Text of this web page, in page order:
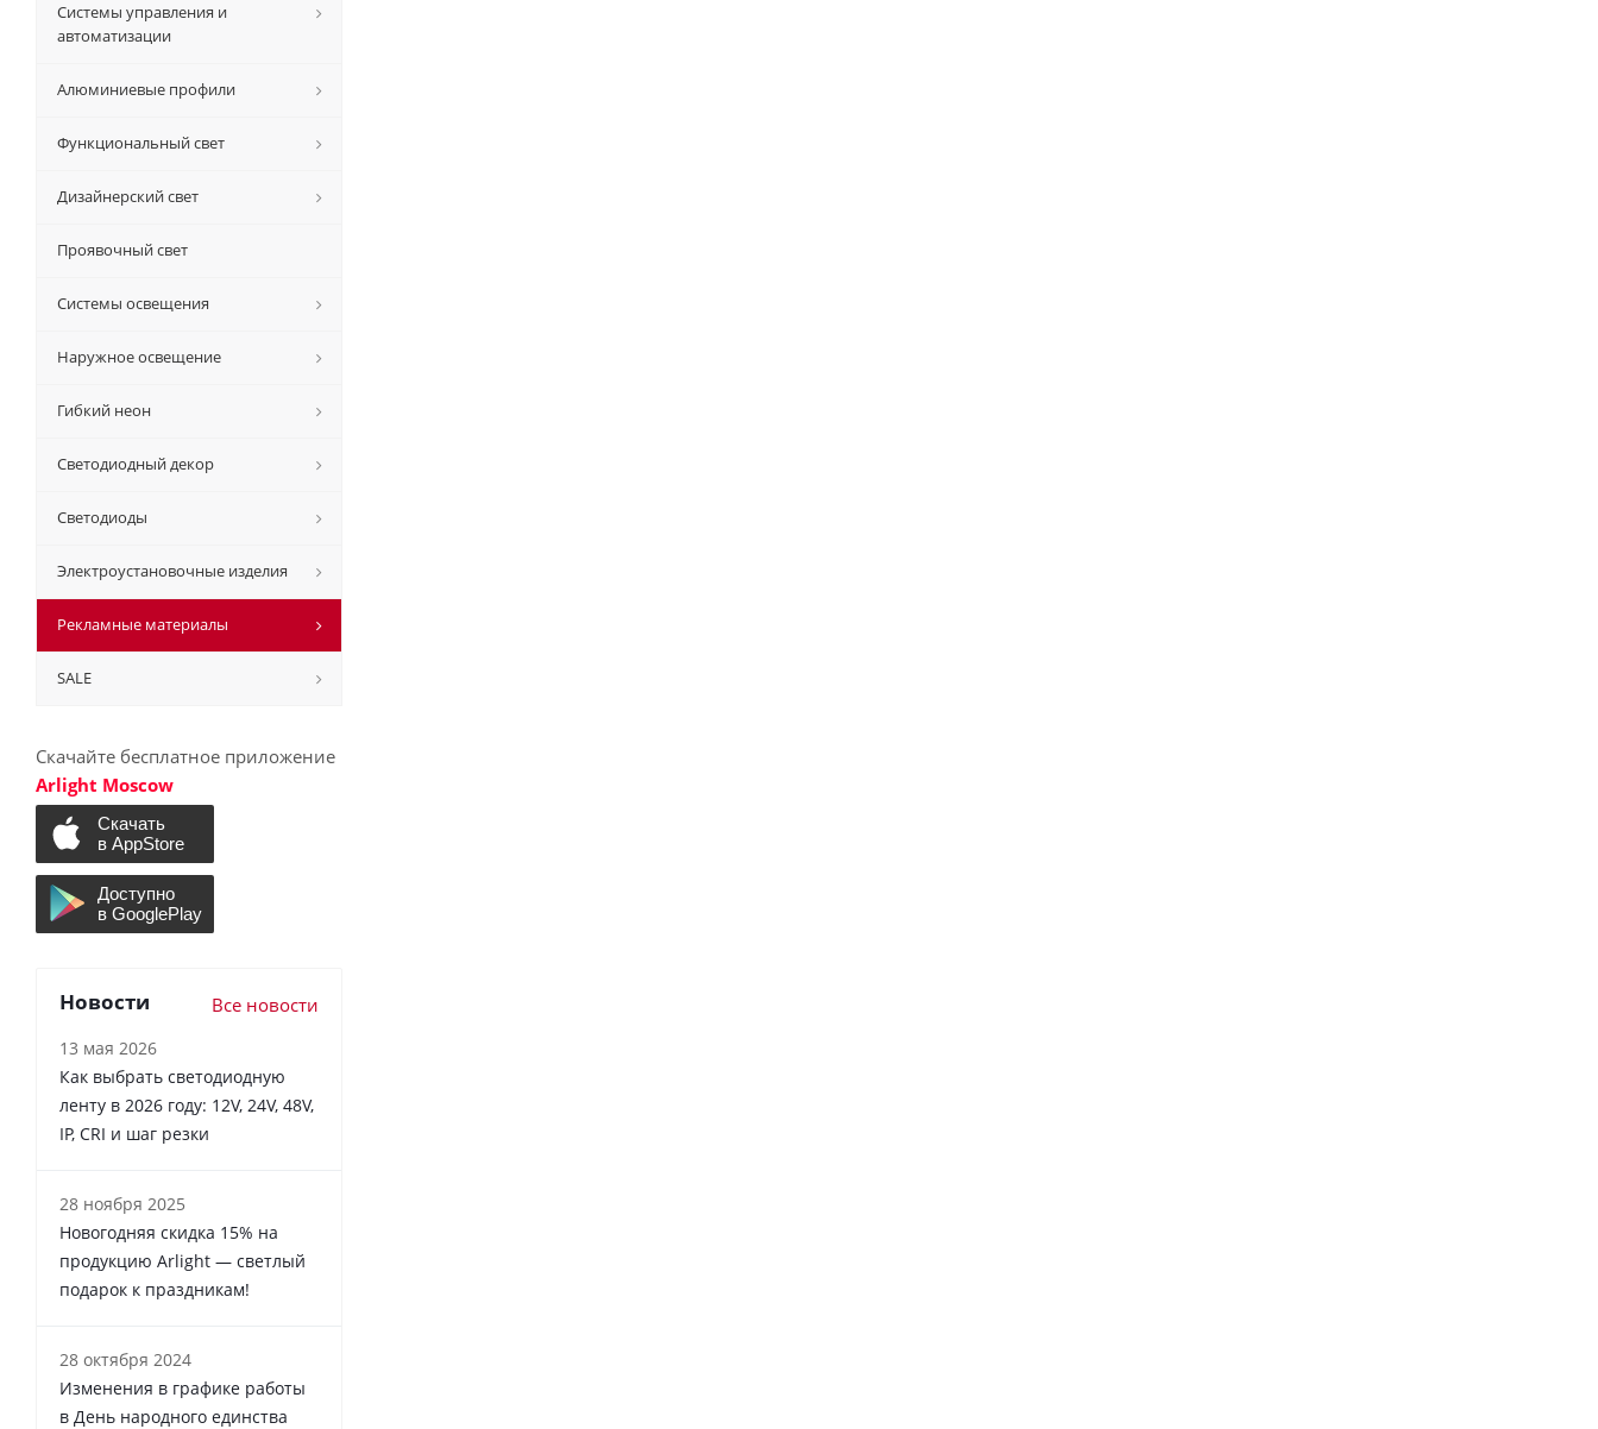
Системы управления и
автоматизации
Алюминиевые профили
Функциональный свет
Дизайнерский свет
Проявочный свет
Системы освещения
Наружное освещение
Гибкий неон
Светодиодный декор
Светодиоды
Электроустановочные изделия
Рекламные материалы
SALE
Скачайте бесплатное приложение
Arlight Moscow
Новости Все новости
13 мая 2026
Как выбрать светодиодную
ленту в 2026 году: 12V, 24V, 48V,
IP, CRI и шаг резки
28 ноября 2025
Новогодняя скидка 15% на
продукцию Arlight — светлый
подарок к праздникам!
28 октября 2024
Изменения в графике работы
в День народного единства